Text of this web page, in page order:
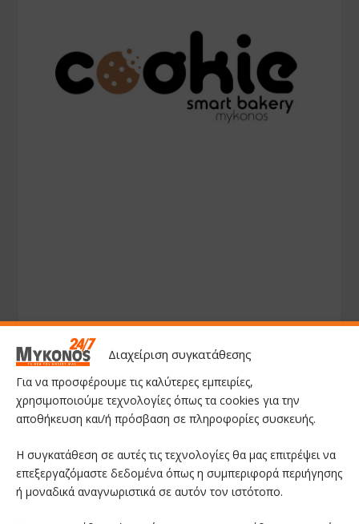
Διαχείριση συγκατάθεσης
Για να προσφέρουμε τις καλύτερες εμπειρίες,
χρησιμοποιούμε τεχνολογίες όπως τα cookies για την
αποθήκευση και/ή πρόσβαση σε πληροφορίες συσκευής.
Η συγκατάθεση σε αυτές τις τεχνολογίες θα μας επιτρέψει να
επεξεργαζόμαστε δεδομένα όπως η συμπεριφορά περιήγησης
ή μοναδικά αναγνωριστικά σε αυτόν τον ιστότοπο.